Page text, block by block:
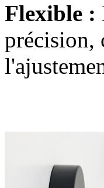
Flexible :
précision,